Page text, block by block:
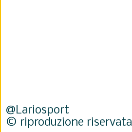
@Lariosport
© riproduzione riservata